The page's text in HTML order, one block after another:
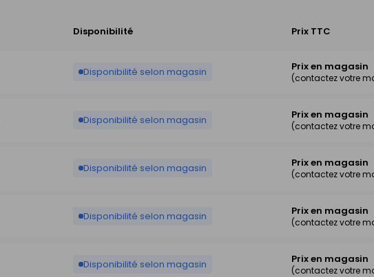
Disponibilité Prix TTC
Disponibilité selon magasin Prix en magasin
(contactez votre
Disponibilité selon magasin Prix en magasin
(contactez votre
Disponibilité selon magasin Prix en magasin
(contactez votre
Disponibilité selon magasin Prix en magasin
(contactez votre
Disponibilité selon magasin Prix en magasin
(contactez votre